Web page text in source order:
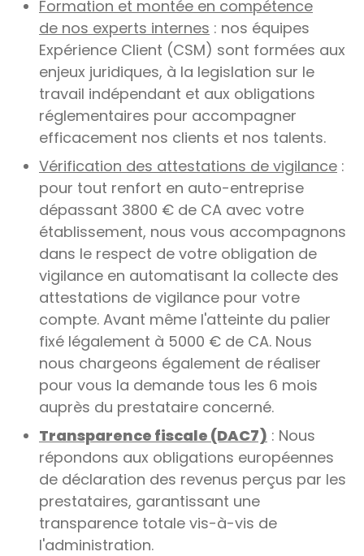
Formation et montée en compétence
de nos experts internes : nos équipes
Expérience Client (CSM) sont formées aux
enjeux juridiques, à la legislation sur le
travail indépendant et aux obligations
réglementaires pour accompagner
efficacement nos clients et nos talents.
Vérification des attestations de vigilance :
pour tout renfort en auto-entreprise
dépassant 3800 € de CA avec votre
établissement, nous vous accompagnons
dans le respect de votre obligation de
vigilance en automatisant la collecte des
attestations de vigilance pour votre
compte. Avant même l'atteinte du palier
fixé légalement à 5000 € de CA. Nous
nous chargeons également de réaliser
pour vous la demande tous les 6 mois
auprès du prestataire concerné.
Transparence fiscale (DAC7) : Nous
répondons aux obligations européennes
de déclaration des revenus perçus par les
prestataires, garantissant une
transparence totale vis-à-vis de
l'administration.